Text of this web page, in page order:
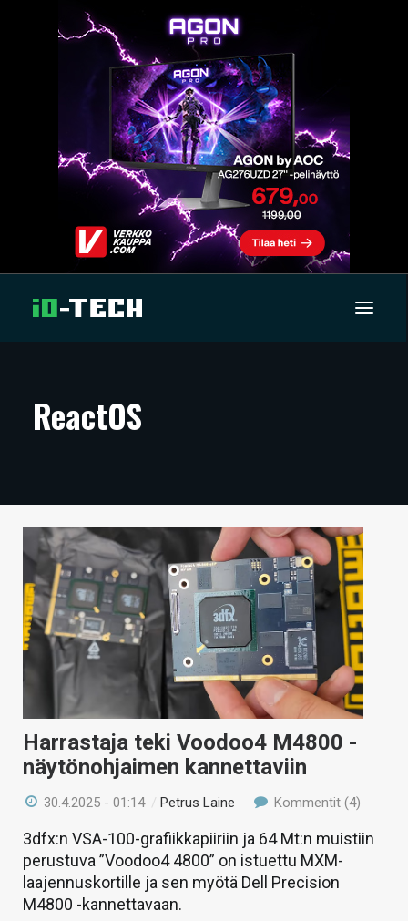
ARTIKKELIT
TECHBBS
TIETOA
HINTA.FI
KAUPPA
VAIHDA TEEMA
HAKU
ReactOS
Harrastaja teki Voodoo4 M4800 -
näytönohjaimen kannettaviin
30.4.2025 - 01:14 /Petrus Laine Kommentit (4)
3dfx:n VSA-100-grafiikkapiiriin ja 64 Mt:n muistiin
perustuva ”Voodoo4 4800” on istuettu MXM-
laajennuskortille ja sen myötä Dell Precision
M4800 -kannettavaan.